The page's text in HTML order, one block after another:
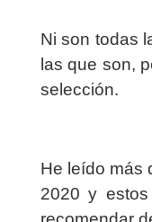
Ni son todas
las que son,
selección.
He leído más
2020 y